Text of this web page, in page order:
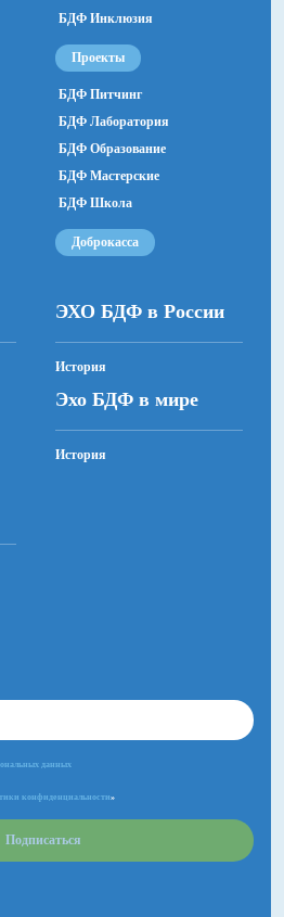
БДФ Инклюзия
Проекты
БДФ Питчинг
БДФ Лаборатория
БДФ Образование
БДФ Мастерские
БДФ Школа
Доброкасса
ЭХО БДФ в России
История
Эхо БДФ в мире
История
данных
конфиденциальности»
Подписаться